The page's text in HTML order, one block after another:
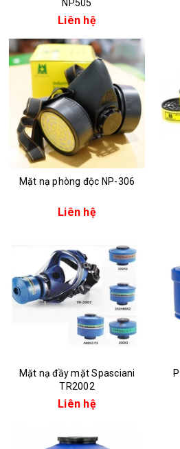
NP505
Liên hệ
Mặt nạ phòng độc NP-306
Liên hệ
Mặt nạ đầy mặt Spasciani
TR2002
Liên hệ